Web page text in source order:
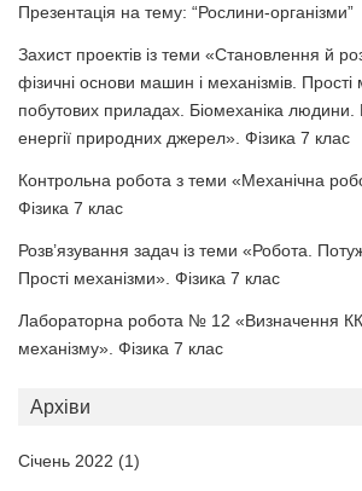
Презентація на тему: “Рослини-організми”
Захист проектів із теми «Становлення й
фізичні основи машин і механізмів. Прості
побутових приладах. Біомеханіка людини.
енергії природних джерел». Фізика 7 клас
Контрольна робота з теми «Механічна
Фізика 7 клас
Розв’язування задач із теми «Робота.
Прості механізми». Фізика 7 клас
Лабораторна робота № 12 «Визначення
механізму». Фізика 7 клас
Архіви
Січень 2022 (1)